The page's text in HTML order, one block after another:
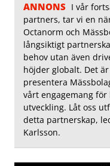
ANNONS I vår
partners, tar vi en
Octanorm och
långsiktigt
behov utan även
höjder globalt. Det
presentera
vårt engagemang
utveckling. Låt oss
detta partnerskap,
Karlsson.